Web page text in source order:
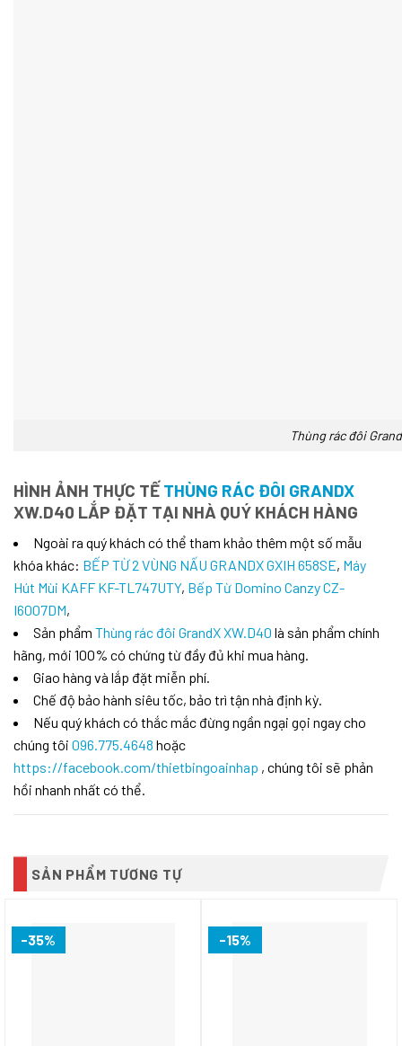
Thùng rác đôi
HÌNH ẢNH THỰC TẾ THÙNG RÁC ĐÔI GRANDX
XW.D40 LẮP ĐẶT TẠI NHÀ QUÝ KHÁCH HÀNG
Ngoài ra quý khách có thể tham khảo thêm một số mẫu
khóa khác: BẾP TỪ 2 VÙNG NẤU GRANDX GXIH 658SE, Máy
Hút Mùi KAFF KF-TL747UTY, Bếp Từ Domino Canzy CZ-
I6007DM,
Sản phẩm Thùng rác đôi GrandX XW.D40 là sản phẩm chính
hãng, mới 100% có chứng từ đầy đủ khi mua hàng.
Giao hàng và lắp đặt miễn phí.
Chế độ bảo hành siêu tốc, bảo trì tận nhà định kỳ.
Nếu quý khách có thắc mắc đừng ngần ngại gọi ngay cho
chúng tôi 096.775.4648 hoặc
https://facebook.com/thietbingoainhap , chúng tôi sẽ phản
hồi nhanh nhất có thể.
SẢN PHẨM TƯƠNG TỰ
-35% -15%